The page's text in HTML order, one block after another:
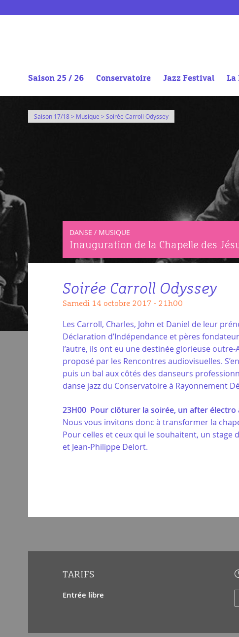
Saison 25 / 26 Conservatoire Jazz Festival La
Saison 17/18> Musique > Soirée Carroll Odyssey
DANSE / MUSIQUE
Inauguration de la Chapelle des
Soirée Carroll Odyssey
samedi 14 octobre 2017 - 21h00
Les Carroll, Charles, John et Daniel de leur
Déclaration d’Indépendance et pères
l’autre, ils ont eu une destinée glorieuse
proposé par les Rencontres audiovisuelles.
puis un bal aux côtés des danseurs
danse jazz du Conservatoire à Rayonnement
23H00 Pour clôturer la soirée, un after électro
Nous vous invitons donc à transformer la
Pour celles et ceux qui le souhaitent, un
et Jean-Philippe Delort.
TARIFS
Entrée libre